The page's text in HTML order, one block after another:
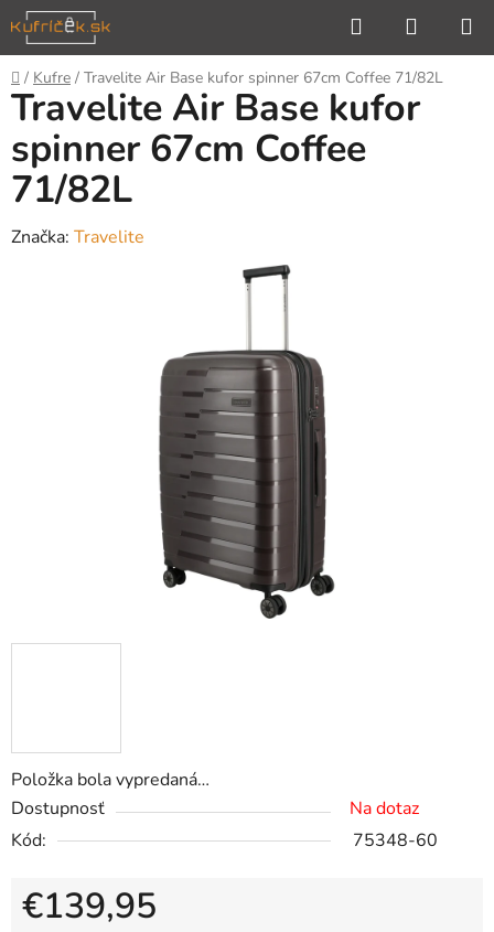
Prejsť
na
obsah
Hľadať
KOŠÍK
Domov
/ Kufre / Travelite Air Base kufor spinner 67cm Coffee 71/82L
Položka bola vypredaná…
Dostupnosť
Na dotaz
Kód:
75348-60
€139,95
Travelite Air Base kufor
spinner 67cm Coffee
71/82L
Značka: Travelite